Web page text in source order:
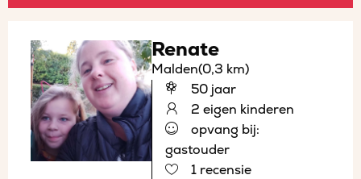
Renate
Malden(0,3 km)
50 jaar
2 eigen kinderen
opvang bij:
gastouder
1 recensie